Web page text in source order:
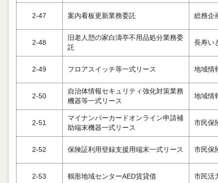
2-47 案内看板更新業務委託 総務企
2-48
旧老人憩の家白濤亭不用品処分業務委
託
長寿い
2-49 フロアスイッチ等一式リース 地域情
2-50
自治体情報セキュリティ強化対策業務
機器等一式リース
地域情
2-51
マイナンバーカードオンライン申請補
助端末機器一式リース
市民保
2-52 保険証利用登録支援用端末一式リース 市民保
2-53 鶴形地域センターAED賃貸借 市民活